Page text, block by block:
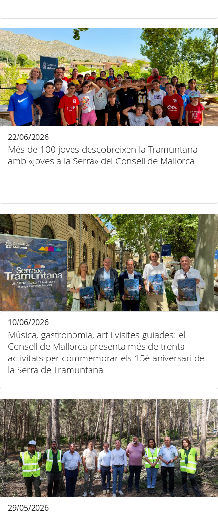
Més de 100 joves descobreixen la Tramuntana
amb «Joves a la Serra» del Consell de Mallorca
22/06/2026
Música, gastronomia, art i visites guiades: el
Consell de Mallorca presenta més de trenta
activitats per commemorar els 15è aniversari de
la Serra de Tramuntana
10/06/2026
29/05/2026